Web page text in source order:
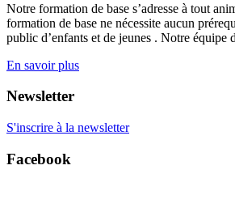
Notre formation de base s’adresse à tout
formation de base ne nécessite aucun
public d’enfants et de jeunes . Notre
En savoir plus
Newsletter
S'inscrire à la newsletter
Facebook